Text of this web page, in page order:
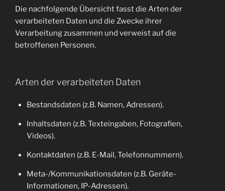
Die nachfolgende Übersicht fasst die Arten der
verarbeiteten Daten und die Zwecke ihrer
Verarbeitung zusammen und verweist auf die
betroffenen Personen.
Arten der verarbeiteten Daten
Bestandsdaten (z.B. Namen, Adressen).
Inhaltsdaten (z.B. Texteingaben, Fotografien,
Videos).
Kontaktdaten (z.B. E-Mail, Telefonnummern).
Meta-/Kommunikationsdaten (z.B. Geräte-
Informationen, IP-Adressen).